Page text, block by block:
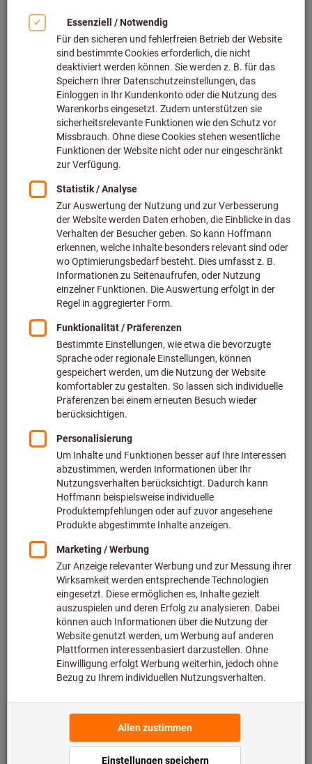
Bild zum Vergrößern anklicken
Preis pro 1 Stück
zzgl. Versandkosten
Individuelle Preisanzeige für Geschäftskunden nach
Anmeldung.
Voraussichtliche Lieferzeit: 2-3 Wochen
Bitte beachten Sie die Lieferzeit und eingeschränkte
Beratung:
Diesen Artikel bestellen wir für Sie direkt beim Hersteller,
da er nicht Bestandteil unseres Hauptsortiments ist und
somit nicht bei uns auf Lager liegt.Infos